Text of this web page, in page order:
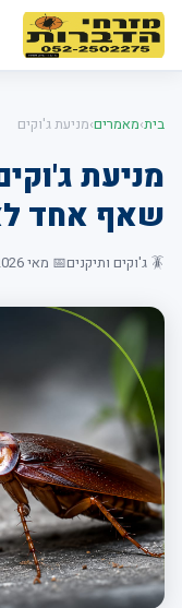
בית›מאמרים›מניעת ג'וקים
מניעת
שאף אחד
🪳 ג'וקים ותיקנים 📅 מאי 2026